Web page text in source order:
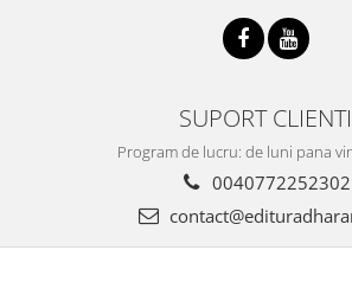
SUPORT CLIENTI
Program de lucru: de luni pana
0040772252302